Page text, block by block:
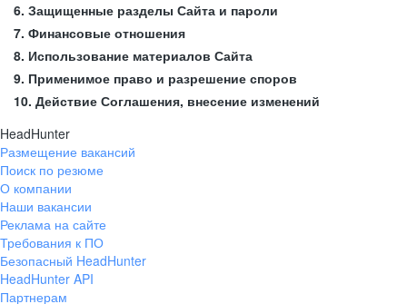
6. Защищенные разделы Сайта и пароли
7. Финансовые отношения
8. Использование материалов Сайта
9. Применимое право и разрешение споров
10. Действие Соглашения, внесение изменений
HeadHunter
Размещение вакансий
Поиск по резюме
О компании
Наши вакансии
Реклама на сайте
Требования к ПО
Безопасный HeadHunter
HeadHunter API
Партнерам